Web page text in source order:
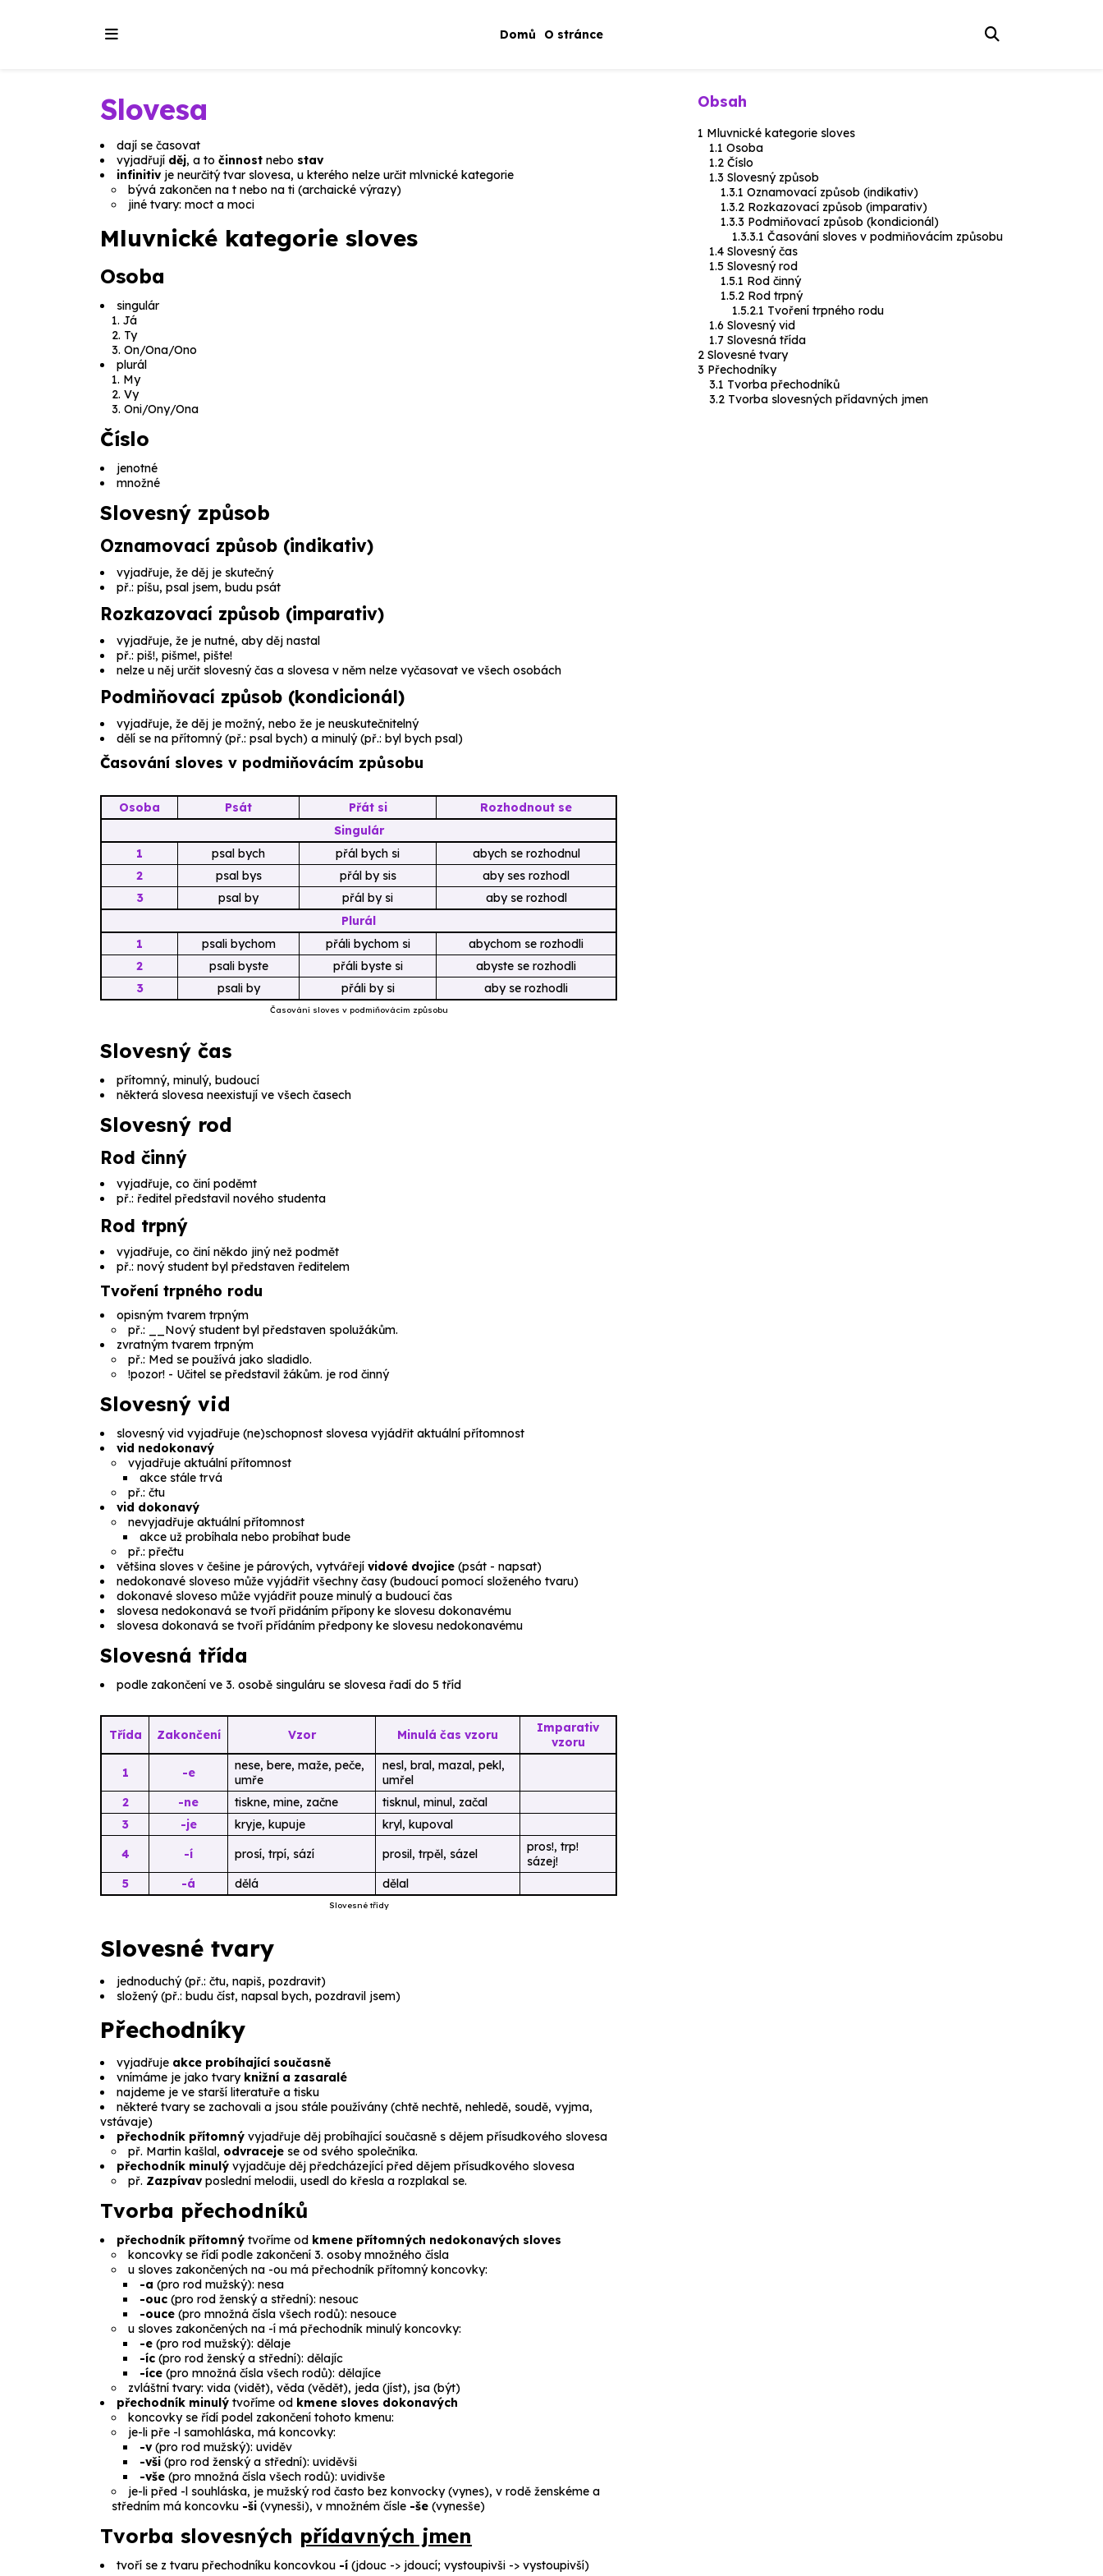
Domů O stránce
Slovesa
dají se časovat
vyjadřují děj, a to činnost nebo stav
infinitivje neurčitý tvar slovesa, u kterého nelze určit mlvnické kategorie
bývá zakončen na t nebo na ti (archaické výrazy)
jiné tvary: moct a moci
Mluvnické kategorie sloves
Osoba
singulár
Já
Ty
On/Ona/Ono
plurál
My
Vy
Oni/Ony/Ona
Číslo
jenotné
množné
Slovesný způsob
Oznamovací způsob (indikativ)
vyjadřuje, že děj je skutečný
př.: píšu, psal jsem, budu psát
Rozkazovací způsob (imparativ)
vyjadřuje, že je nutné, aby děj nastal
př.: piš!, pišme!, pište!
nelze u něj určit slovesný čas a slovesa v něm nelze vyčasovat ve všech osobách
Podmiňovací způsob (kondicionál)
vyjadřuje, že děj je možný, nebo že je neuskutečnitelný
dělí se na přítomný(př.: psal bych) a minulý(př.: byl bych psal)
Časování sloves v podmiňovácím způsobu
Osoba Psát Přát si
Rozhodnout se
Singulár
1
psal bych přál bych si
abych se rozhodnul
2
psal bys přál by sis
aby ses rozhodl
3
psal by přál by si
aby se rozhodl
Plurál
1
psali bychom přáli bychom si
abychom se rozhodli
2
psali byste přáli byste si
abyste se rozhodli
3
psali by přáli by si aby se rozhodli
Časování sloves v podmiňovácím způsobu
Slovesný čas
přítomný, minulý, budoucí
některá slovesa neexistují ve všech časech
Slovesný rod
Rod činný
vyjadřuje, co činí poděmt
př.: ředitel představil nového studenta
Rod trpný
vyjadřuje, co činí někdo jiný než podmět
př.: nový student byl představen ředitelem
Tvoření trpného rodu
opisným tvarem trpným
př.: __Nový student byl představen spolužákům.
zvratným tvarem trpným
př.: Med se používá jako sladidlo.
!pozor! - Učitel se představil žákům. je rod činný
Slovesný vid
slovesný vid vyjadřuje (ne)schopnost slovesa vyjádřit aktuální přítomnost
vid nedokonavý
vyjadřuje aktuální přítomnost
akce stále trvá
př.: čtu
vid dokonavý
nevyjadřuje aktuální přítomnost
akce už probíhala nebo probíhat bude
př.: přečtu
většina sloves v češine je párových, vytvářejí vidové dvojice (psát - napsat)
nedokonavé sloveso může vyjádřit všechny časy (budoucí pomocí složeného tvaru)
dokonavé sloveso může vyjádřit pouze minulý a budoucí čas
slovesa nedokonavá se tvoří přidáním přípony ke slovesu dokonavému
slovesa dokonavá se tvoří přídáním předpony ke slovesu nedokonavému
Slovesná třída
podle zakončení ve 3. osobě singuláru se slovesa řadí do 5 tříd
Třída Zakončení Vzor Minulá čas vzoru
Imparativ
vzoru
1 -e
nese, bere, maže, peče,
umře
nesl, bral, mazal, pekl,
umřel
2
-ne tiskne, mine, začne
tisknul, minul, začal
3
-je kryje, kupuje
kryl, kupoval
4
-í prosí, trpí, sází prosil, trpěl, sázel
pros!, trp!
sázej!
5
-á dělá dělal
Slovesné třídy
Slovesné tvary
jednoduchý(př.: čtu, napiš, pozdravit)
složený(př.: budu číst, napsal bych, pozdravil jsem)
Přechodníky
vyjadřuje akce probíhající současně
vnímáme je jako tvary knižní a zasaralé
najdeme je ve starší literatuře a tisku
některé tvary se zachovali a jsou stále používány (chtě nechtě, nehledě, soudě, vyjma,
vstávaje)
přechodník přítomný vyjadřuje děj probíhající současně s dějem přísudkového slovesa
př. Martin kašlal, odvraceje se od svého společníka.
přechodník minulý vyjadčuje děj předcházející před dějem přísudkového slovesa
př. Zazpívavposlední melodii, usedl do křesla a rozplakal se.
Tvorba přechodníků
přechodník přítomný tvoříme od kmene přítomných nedokonavých sloves
koncovky se řídí podle zakončení 3. osoby množného čísla
u sloves zakončených na -ou má přechodník přítomný koncovky:
-a (pro rod mužský): nesa
-ouc (pro rod ženský a střední): nesouc
-ouce (pro množná čísla všech rodů): nesouce
u sloves zakončených na -í má přechodník minulý koncovky:
-e (pro rod mužský): dělaje
-íc (pro rod ženský a střední): dělajíc
-íce (pro množná čísla všech rodů): dělajíce
zvláštní tvary: vida (vidět), věda (vědět), jeda (jíst), jsa (být)
přechodník minulý tvoříme od kmene sloves dokonavých
koncovky se řídí podel zakončení tohoto kmenu:
je-li pře -l samohláska, má koncovky:
-v(pro rod mužský): uviděv
-vši (pro rod ženský a střední): uviděvši
-vše (pro množná čísla všech rodů): uvidivše
je-li před -l souhláska, je mužský rod často bez konvocky (vynes), v rodě ženskéme a
středním má koncovku -ši (vynesši), v množném čísle -še (vynesše)
Tvorba slovesných přídavných jmen
tvoří se z tvaru přechodníku koncovkou -í (jdouc -> jdoucí; vystoupivši -> vystoupivší)
Obsah
Mluvnické kategorie sloves
Osoba
Číslo
Slovesný způsob
Oznamovací způsob (indikativ)
Rozkazovací způsob (imparativ)
Podmiňovací způsob (kondicionál)
Časování sloves v podmiňovácím způsobu
Slovesný čas
Slovesný rod
Rod činný
Rod trpný
Tvoření trpného rodu
Slovesný vid
Slovesná třída
Slovesné tvary
Přechodníky
Tvorba přechodníků
Tvorba slovesných přídavných jmen